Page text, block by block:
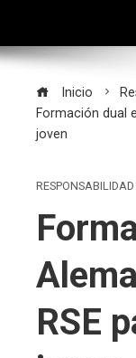
Inicio
Formación dual
joven
RESPONSABILIDAD
RSE